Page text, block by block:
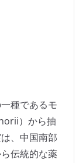
種であるモ
）から抽
、中国南部
伝統的な薬